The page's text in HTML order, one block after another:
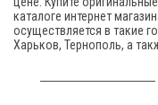
каталоге интернет
осуществляется в такие
Харьков, Тернополь, а